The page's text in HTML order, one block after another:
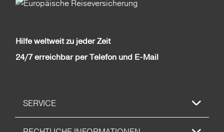
Hilfe weltweit zu jeder Zeit
24/7 erreichbar per Telefon und E-Mail
SERVICE